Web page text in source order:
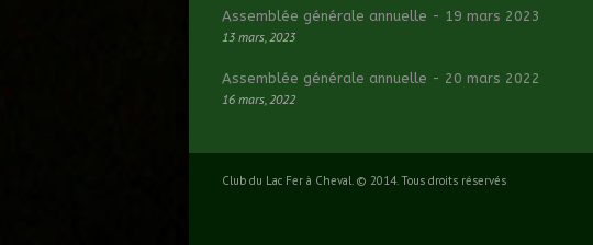
Assemblée générale annuelle - 19 mars 2023
13 mars, 2023
Assemblée générale annuelle - 20 mars 2022
16 mars, 2022
Club du Lac Fer à Cheval. © 2014. Tous droits réservés